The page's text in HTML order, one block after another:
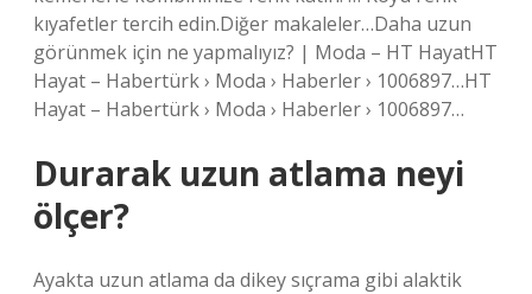
kıyafetler tercih edin.Diğer makaleler…Daha uzun
görünmek için ne yapmalıyız? | Moda – HT HayatHT
Hayat – Habertürk › Moda › Haberler › 1006897…HT
Hayat – Habertürk › Moda › Haberler › 1006897…
Durarak uzun atlama neyi
ölçer?
Ayakta uzun atlama da dikey sıçrama gibi alaktik